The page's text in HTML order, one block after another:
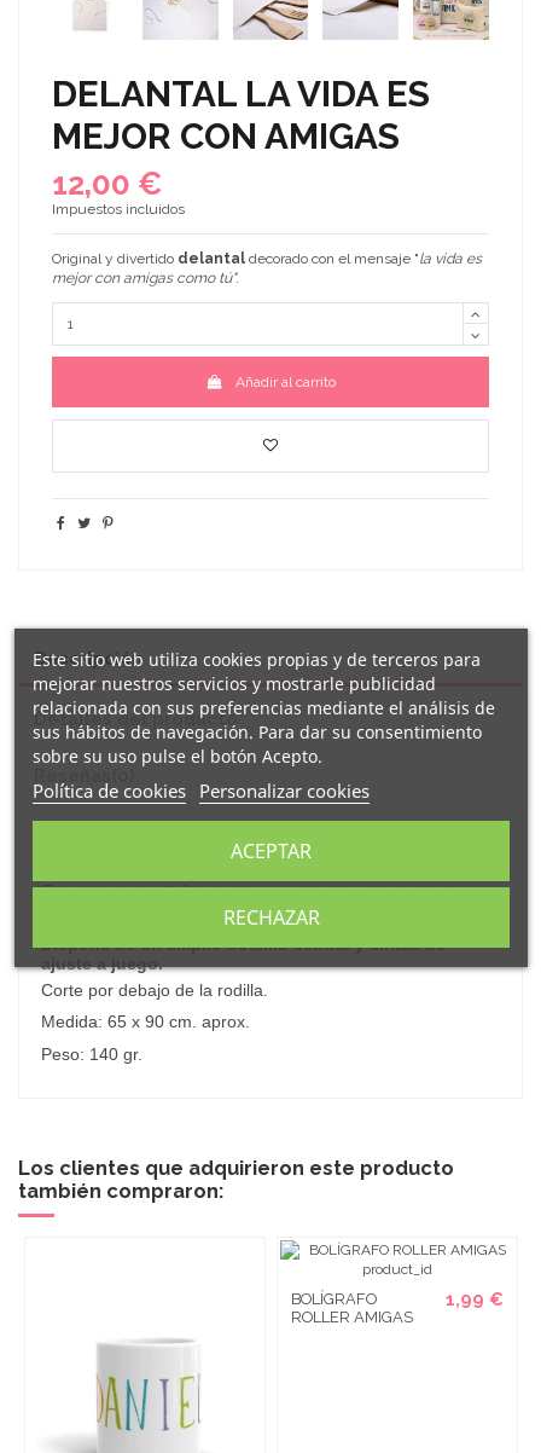
DELANTAL LA VIDA ES
MEJOR CON AMIGAS
12,00 €
Impuestos incluidos
Original y divertido delantal decorado con el mensaje "la vida es
mejor con amigas como tú".
Añadir al carrito
Descripción
Detalles del producto
decorado con el mensaje "
Este delantal está fabricado en material100% algodónde
140g/m2 en color natural.
Dispone de un amplio bolsillo central y cintas de
ajuste a juego.
Corte por debajo de la rodilla.
Medida: 65 x 90 cm. aprox.
Peso: 140 gr.
Los clientes que adquirieron este producto
también compraron:
BOLÍGRAFO
ROLLER AMIGAS
1,99 €
Este sitio web utiliza cookies propias y de terceros para
mejorar nuestros servicios y mostrarle publicidad
relacionada con sus preferencias mediante el análisis de
sus hábitos de navegación. Para dar su consentimiento
sobre su uso pulse el botón Acepto.
Política de cookies Personalizar cookies
RECHAZAR
ACEPTAR